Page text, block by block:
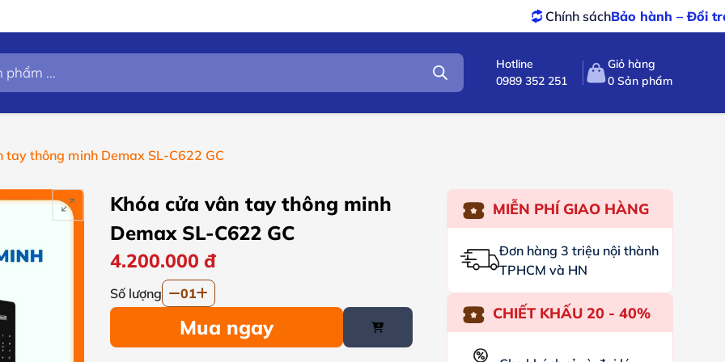
Chính sáchBảo hành – Đổi trảtốt nhất
Hotline
0989 352 251
Giỏ hàng
0 Sản phẩm
tay thông minh Demax SL-C622 GC
Khóa cửa vân tay thông minh
Demax SL-C622 GC
4.200.000đ
Số lượng 01
Mua ngay
MIỄN PHÍ GIAO HÀNG
Đơn hàng 3 triệu nội thành
TPHCM và HN
CHIẾT KHẤU 20 - 40%